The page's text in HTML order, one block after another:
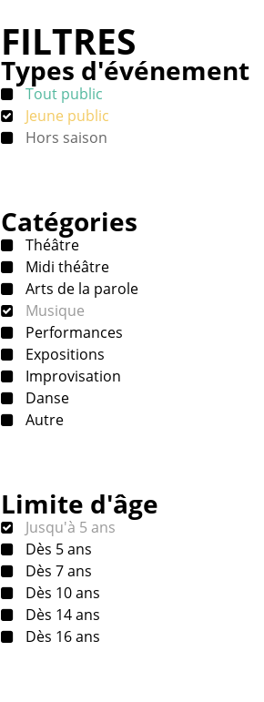
FILTRES
Types d'événement
Tout public
Jeune public
Hors saison
Catégories
Théâtre
Midi théâtre
Arts de la parole
Musique
Performances
Expositions
Improvisation
Danse
Autre
Limite d'âge
Jusqu'à 5 ans
Dès 5 ans
Dès 7 ans
Dès 10 ans
Dès 14 ans
Dès 16 ans